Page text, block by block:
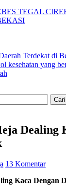
TEGAL
Terdekat di
kesehatan yang
Dealing
13 Komentar
Kaca Dengan